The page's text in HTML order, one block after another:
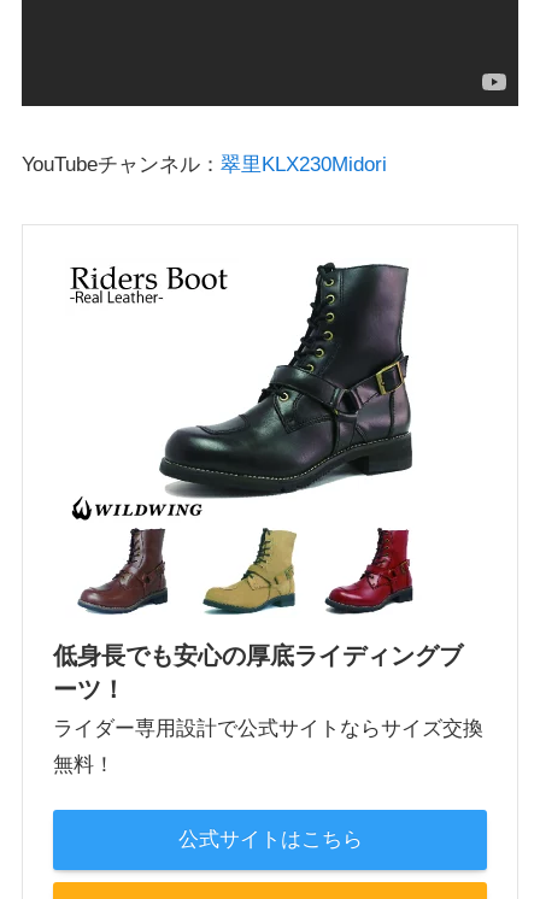
YouTubeチャンネル： 翠里KLX230Midori
低身長でも安心の厚底ライディングブ
ーツ！
ライダー専用設計で公式サイトならサイズ交換
無料！
公式サイトはこちら